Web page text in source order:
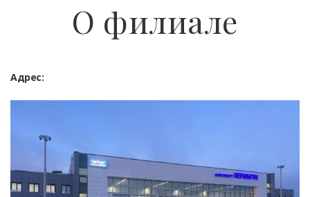
О филиале
Адрес: